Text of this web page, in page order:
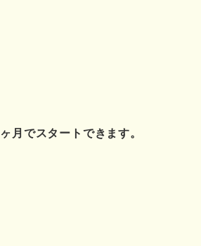
月でスタートできます。